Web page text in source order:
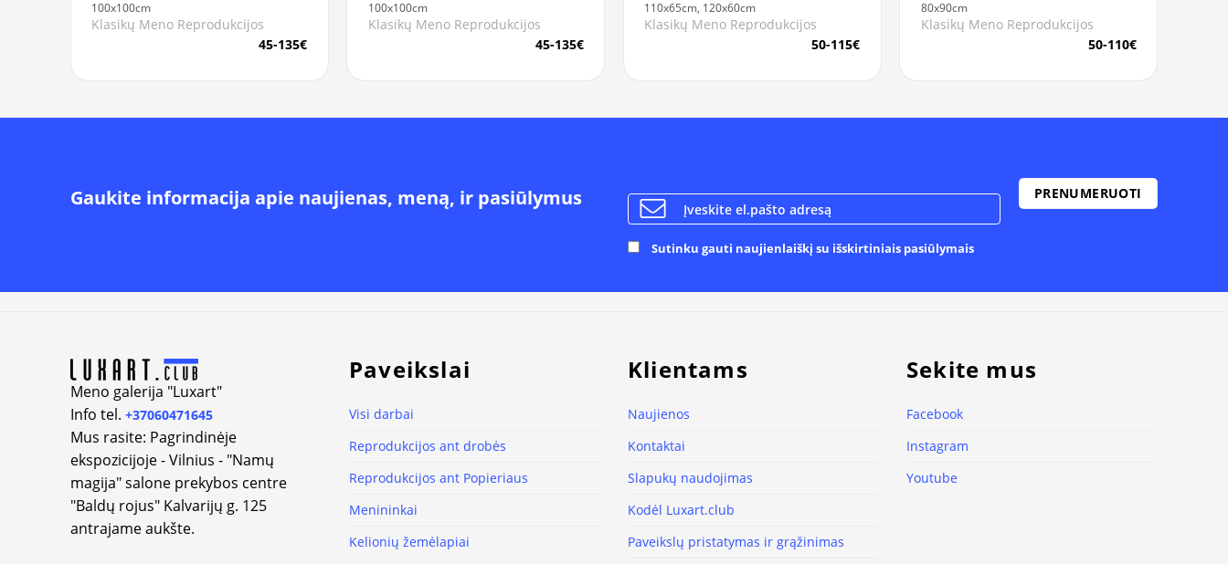
100x100cm
Klasikų Meno Reprodukcijos
45-135€
100x100cm
Klasikų Meno Reprodukcijos
45-135€
110x65cm, 120x60cm
Klasikų Meno Reprodukcijos
50-115€
80x90cm
Klasikų Meno Reprodukcijos
50-110€
Gaukite informacija apie naujienas, meną, ir pasiūlymus
Sutinku gauti naujienlaiškį su išskirtiniais pasiūlymais
Meno galerija "Luxart"
Info tel. +37060471645
Mus rasite: Pagrindinėje
ekspozicijoje - Vilnius - "Namų
magija" salone prekybos centre
"Baldų rojus" Kalvarijų g. 125
antrajame aukšte.
Paveikslai
Visi darbai
Reprodukcijos ant drobės
Reprodukcijos ant Popieriaus
Menininkai
Kelionių žemėlapiai
Klientams
Naujienos
Kontaktai
Slapukų naudojimas
Kodėl Luxart.club
Paveikslų pristatymas ir grąžinimas
Sekite mus
Facebook
Instagram
Youtube